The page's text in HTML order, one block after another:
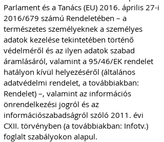
Parlament és a Tanács (EU) 2016. április 27-i
2016/679 számú Rendeletében – a
természetes személyeknek a személyes
adatok kezelése tekintetében történő
védelméről és az ilyen adatok szabad
áramlásáról, valamint a 95/46/EK rendelet
hatályon kívül helyezéséről (általános
adatvédelmi rendelet, a továbbiakban:
Rendelet) –, valamint az információs
önrendelkezési jogról és az
információszabadságról szóló 2011. évi
CXII. törvényben (a továbbiakban: Infotv.)
foglalt szabályokon alapul.